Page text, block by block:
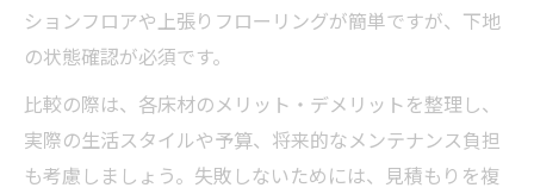
ションフロアや上張りフローリングが簡単ですが、下地
の状態確認が必須です。
比較の際は、各床材のメリット・デメリットを整理し、
実際の生活スタイルや予算、将来的なメンテナンス負担
も考慮しましょう。失敗しないためには、見積もりを複